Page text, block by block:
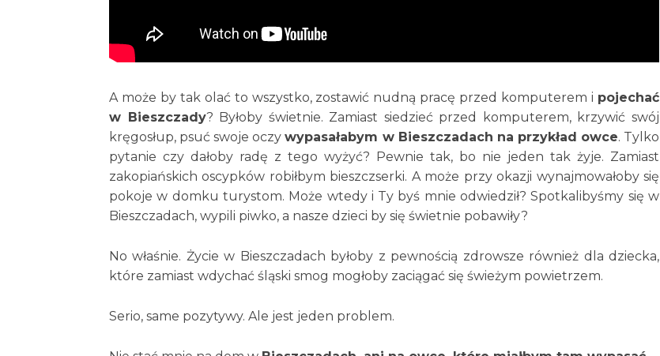
A może by tak olać to wszystko, zostawić nudną pracę przed komputerem i pojechać
w Bieszczady? Byłoby świetnie. Zamiast siedzieć przed komputerem, krzywić swój
kręgosłup, psuć swoje oczywypasałabym w Bieszczadach na przykład owce. Tylko
pytanie czy dałoby radę z tego wyżyć? Pewnie tak, bo nie jeden tak żyje. Zamiast
zakopiańskich oscypków robiłbym bieszczserki. A może przy okazji wynajmowałoby się
pokoje w domku turystom. Może wtedy i Ty byś mnie odwiedził? Spotkalibyśmy się w
Bieszczadach, wypili piwko, a nasze dzieci by się świetnie pobawiły?
No właśnie. Życie w Bieszczadach byłoby z pewnością zdrowsze również dla dziecka,
które zamiast wdychać śląski smog mogłoby zaciągać się świeżym powietrzem.
Serio, same pozytywy. Ale jest jeden problem.